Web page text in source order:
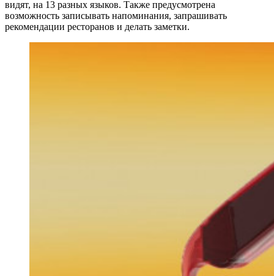
видят, на 13 разных языков. Также предусмотрена
возможность записывать напоминания, запрашивать
рекомендации ресторанов и делать заметки.